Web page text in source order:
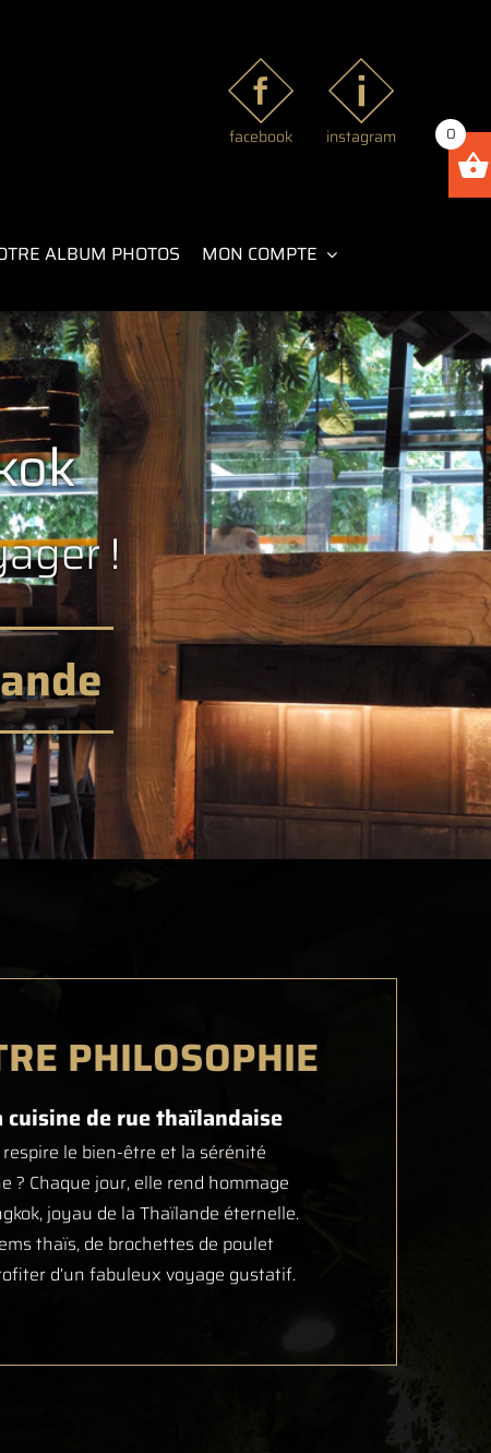
facebook instagram
ALBUM PHOTOS MON COMPTE
!
PHILOSOPHIE
de rue thaïlandaise
le bien-être et la sérénité
? Chaque jour, elle rend hommage
joyau de la Thaïlande éternelle.
thaïs, de brochettes de poulet
d’un fabuleux voyage gustatif.
0